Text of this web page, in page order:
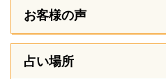
お客様の声
占い場所